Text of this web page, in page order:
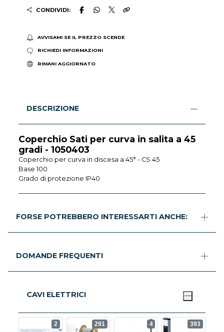
CONDIVIDI:
AVVISAMI SE IL PREZZO SCENDE
RICHIEDI INFORMAZIONI
RIMANI AGGIORNATO
DESCRIZIONE
Coperchio Sati per curva in salita a 45
gradi - 1050403
Coperchio per curva in discesa a 45° - CS 45
Base 100
Grado di protezione IP40
FORSE POTREBBERO INTERESSARTI ANCHE:
DOMANDE FREQUENTI
CAVI ELETTRICI
2 291 4 393